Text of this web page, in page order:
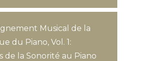
Musical de la
du Piano, Vol. 1:
de la Sonorité au Piano